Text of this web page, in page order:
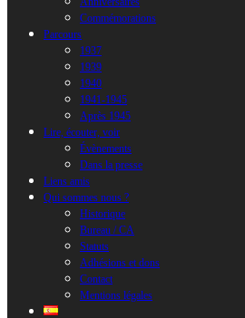
Commémorations
Parcours
1937
1939
1940
1941-1945
Après 1945
Lire, écouter, voir
Évènements
Dans la presse
Liens amis
Qui sommes nous ?
Historique
Bureau / CA
Statuts
Adhésions et dons
Contact
Mentions légales